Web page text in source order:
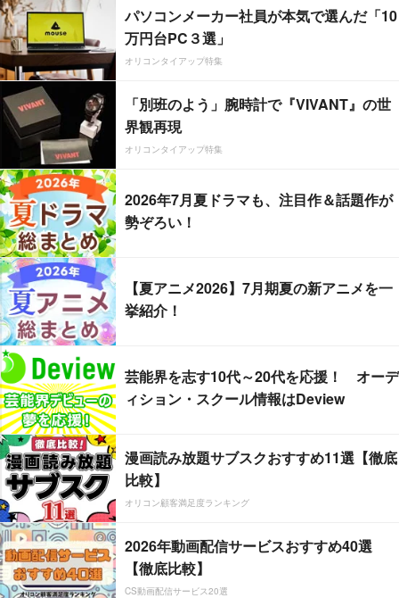
パソコンメーカー社員が本気で選んだ「10
万円台PC３選」
オリコンタイアップ特集
「別班のよう」腕時計で『VIVANT』の世
界観再現
オリコンタイアップ特集
2026年7月夏ドラマも、注目作＆話題作が
勢ぞろい！
【夏アニメ2026】7月期夏の新アニメを一
挙紹介！
芸能界を志す10代～20代を応援！ オーデ
ィション・スクール情報はDeview
漫画読み放題サブスクおすすめ11選【徹底
比較】
オリコン顧客満足度ランキング
2026年動画配信サービスおすすめ40選
【徹底比較】
CS動画配信サービス20選